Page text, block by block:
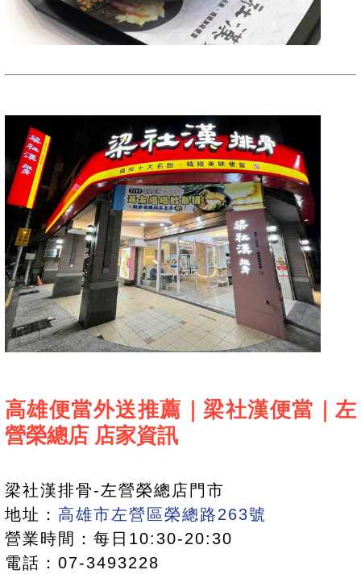
高雄便當外送推薦｜梁社漢便當｜左
營榮總店 店家資訊
梁社漢排骨-左營榮總店門市
地址： 高雄市左營區榮總路263號
營業時間：每日10:30-20:30
電話：07-3493228